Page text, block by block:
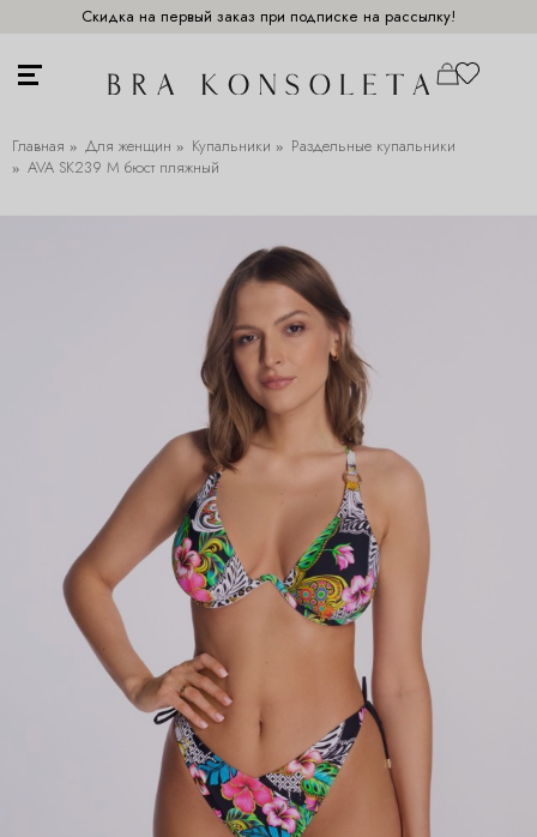
Скидка на первый заказ при подписке на рассылку!
Главная Для женщин Купальники
Раздельные купальники
AVA SK239 M бюст пляжный